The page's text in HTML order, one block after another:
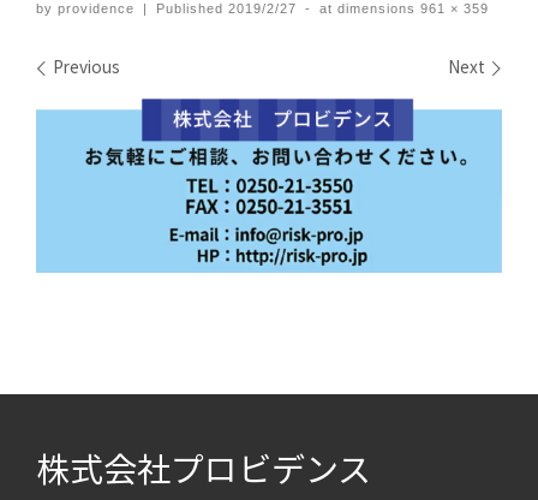
by providence | Published2019/2/27 - at dimensions 961 × 359
Images navigation
Previous Next
株式会社プロビデンス